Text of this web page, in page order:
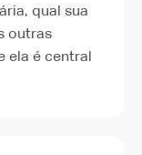
qual sua
outras
ela é central